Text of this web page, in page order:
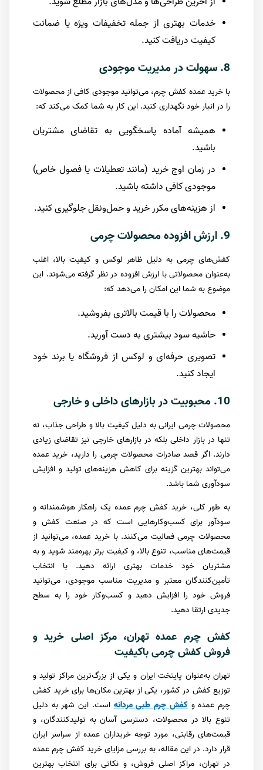
خدمات بهتری از جمله تخفیفات ویژه یا ضمانت
کیفیت دریافت کنید.
8. سهولت در مدیریت موجودی
با خرید عمده کفش چرم، می‌توانید موجودی کافی از محصولات
را در انبار خود نگهداری کنید. این کار به شما کمک می‌کند که:
همیشه آماده پاسخگویی به تقاضای مشتریان
باشید.
در زمان اوج خرید (مانند تعطیلات یا فصول خاص)
موجودی کافی داشته باشید.
از هزینه‌های مکرر خرید و حمل‌ونقل جلوگیری کنید.
9. ارزش افزوده محصولات چرمی
کفش‌های چرمی به دلیل ظاهر لوکس و کیفیت بالا، اغلب
به‌عنوان محصولاتی با ارزش افزوده در نظر گرفته می‌شوند. این
موضوع به شما این امکان را می‌دهد که:
محصولات را با قیمت بالاتری بفروشید.
حاشیه سود بیشتری به دست آورید.
تصویری حرفه‌ای و لوکس از فروشگاه یا برند خود
ایجاد کنید.
10. محبوبیت در بازارهای داخلی و خارجی
محصولات چرمی ایرانی به دلیل کیفیت بالا و طراحی جذاب، نه
تنها در بازار داخلی بلکه در بازارهای خارجی نیز تقاضای زیادی
دارند. اگر قصد صادرات محصولات چرمی را دارید، خرید عمده
می‌تواند بهترین گزینه برای کاهش هزینه‌های تولید و افزایش
سودآوری شما باشد.
به طور کلی، خرید کفش چرم عمده یک راهکار هوشمندانه و
سودآور برای کسب‌وکارهایی است که در صنعت کفش و
محصولات چرمی فعالیت می‌کنند. با خرید عمده، می‌توانید از
قیمت‌های مناسب، تنوع بالا، و کیفیت برتر بهره‌مند شوید و به
مشتریان خود خدمات بهتری ارائه دهید. با انتخاب
تأمین‌کنندگان معتبر و مدیریت مناسب موجودی، می‌توانید
فروش خود را افزایش دهید و کسب‌وکار خود را به سطح
جدیدی ارتقا دهید.
کفش چرم عمده تهران، مرکز اصلی خرید و
فروش کفش چرمی باکیفیت
تهران به‌عنوان پایتخت ایران و یکی از بزرگ‌ترین مراکز تولید و
توزیع کفش در کشور، یکی از بهترین مکان‌ها برای خرید کفش
چرم عمده وکفش چرم طبی مردانهاست. این شهر به دلیل
تنوع بالا در محصولات، دسترسی آسان به تولیدکنندگان، و
قیمت‌های رقابتی، مورد توجه خریداران عمده از سراسر ایران
قرار دارد. در این مقاله، به بررسی مزایای خرید کفش چرم عمده
در تهران، مراکز اصلی فروش، و نکاتی برای انتخاب بهترین